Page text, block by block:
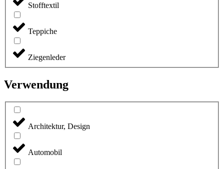
Stofftextil
Teppiche
Ziegenleder
Verwendung
Architektur, Design
Automobil